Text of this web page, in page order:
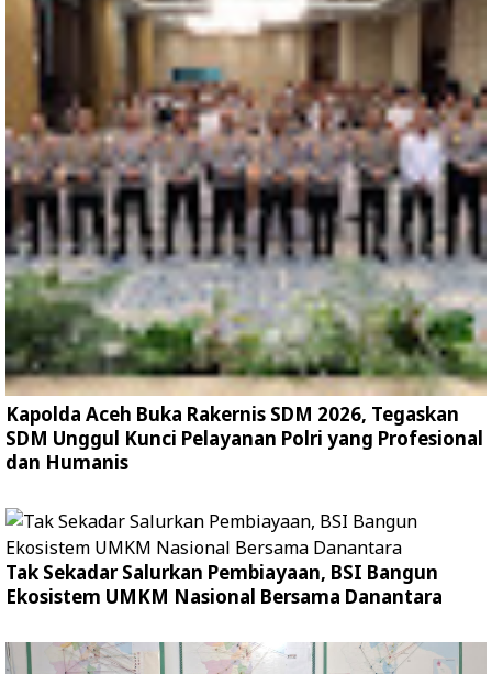
Kapolda Aceh Buka Rakernis SDM 2026, Tegaskan
SDM Unggul Kunci Pelayanan Polri yang Profesional
dan Humanis
Tak Sekadar Salurkan Pembiayaan, BSI Bangun
Ekosistem UMKM Nasional Bersama Danantara